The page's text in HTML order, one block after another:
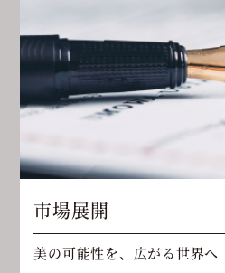
市場展開
美の可能性を、広がる世界へ